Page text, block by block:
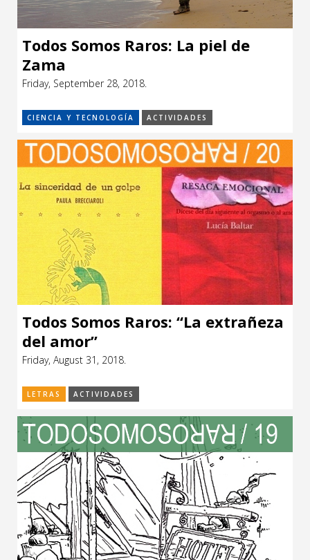
Todos Somos Raros: La piel de
Zama
Friday, September 28, 2018.
CIENCIA Y TECNOLOGÍA ACTIVIDADES
Todos Somos Raros: “La extrañeza
del amor”
Friday, August 31, 2018.
LETRAS ACTIVIDADES